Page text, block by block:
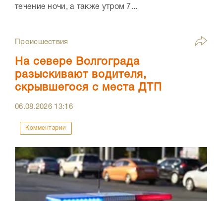
течение ночи, а также утром 7...
Происшествия
На севере Волгограда
разыскивают водителя,
скрывшегося с места ДТП
06.08.2026 13:16
Комментарии